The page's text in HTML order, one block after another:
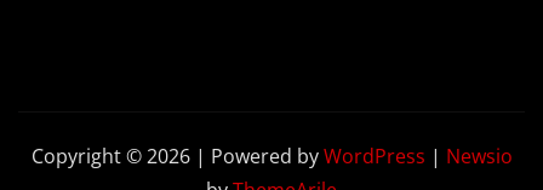
Copyright © 2026 | Powered byWordPress | Newsio